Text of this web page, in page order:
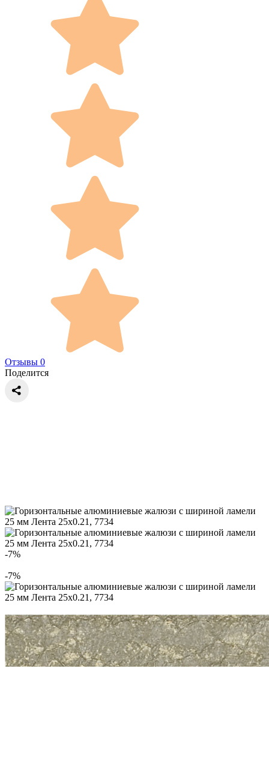
Отзывы 0
Поделится
-7%
-7%